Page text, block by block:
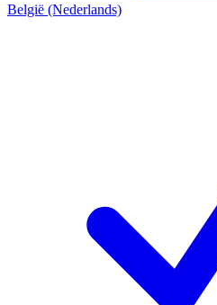
België (Nederlands)